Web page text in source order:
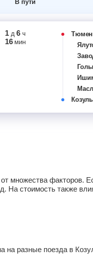
В пути
1 д 6 ч
16 мин
множества
На стоимость также
на разные поезда в